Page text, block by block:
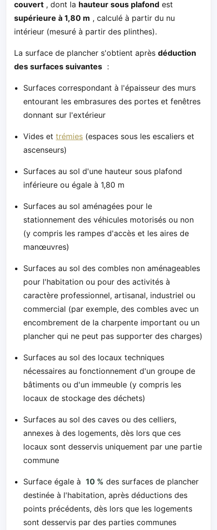
couvert , dont la hauteur sous plafond est
supérieure à 1,80 m , calculé à partir du nu
intérieur (mesuré à partir des plinthes).
La surface de plancher s'obtient après déduction
des surfaces suivantes :
Surfaces correspondant à l'épaisseur des murs
entourant les embrasures des portes et fenêtres
donnant sur l'extérieur
Vides ettrémies (espaces sous les escaliers et
ascenseurs)
Surfaces au sol d'une hauteur sous plafond
inférieure ou égale à 1,80 m
Surfaces au sol aménagées pour le
stationnement des véhicules motorisés ou non
(y compris les rampes d'accès et les aires de
manœuvres)
Surfaces au sol des combles non aménageables
pour l'habitation ou pour des activités à
caractère professionnel, artisanal, industriel ou
commercial (par exemple, des combles avec un
encombrement de la charpente important ou un
plancher qui ne peut pas supporter des charges)
Surfaces au sol des locaux techniques
nécessaires au fonctionnement d'un groupe de
bâtiments ou d'un immeuble (y compris les
locaux de stockage des déchets)
Surfaces au sol des caves ou des celliers,
annexes à des logements, dès lors que ces
locaux sont desservis uniquement par une partie
commune
Surface égale à10 % des surfaces de plancher
destinée à l'habitation, après déductions des
points précédents, dès lors que les logements
sont desservis par des parties communes